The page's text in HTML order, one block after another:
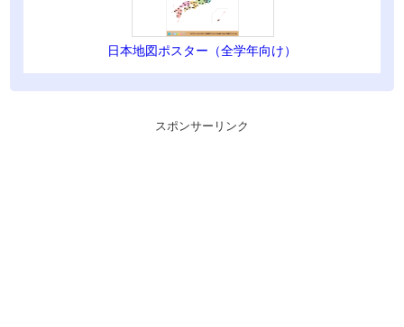
日本地図ポスター（全学年向け）
スポンサーリンク